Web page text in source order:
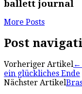
ballett journal
More Posts
Post
Vorheriger Artikel←
ein glückliches Ende
Nächster Artikel